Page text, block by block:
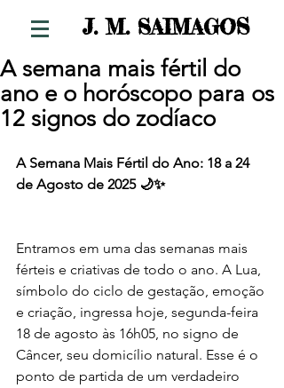
J. M. SAIMAGOS
A semana mais fértil do
ano e o horóscopo para os
12 signos do zodíaco
A Semana Mais Fértil do Ano: 18 a 24
de Agosto de 2025 🌙✨
Entramos em uma das semanas mais
férteis e criativas de todo o ano. A Lua,
símbolo do ciclo de gestação, emoção
e criação, ingressa hoje, segunda-feira
18 de agosto às 16h05, no signo de
Câncer, seu domicílio natural. Esse é o
ponto de partida de um verdadeiro